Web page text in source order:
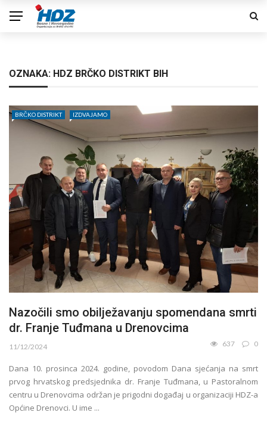
OZNAKA: HDZ BRČKO DISTRIKT BIH
BRČKO DISTRIKT IZDVAJAMO
Nazočili smo obilježavanju spomendana smrti
dr. Franje Tuđmana u Drenovcima
11/12/2024 637 0
Dana 10. prosinca 2024. godine, povodom Dana sjećanja na smrt
prvog hrvatskog predsjednika dr. Franje Tuđmana, u Pastoralnom
centru u Drenovcima održan je prigodni događaj u organizaciji HDZ-a
Općine Drenovci. U ime ...